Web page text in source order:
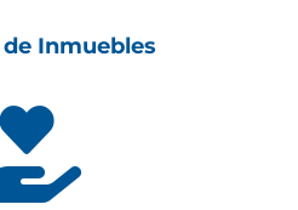
Inmuebles